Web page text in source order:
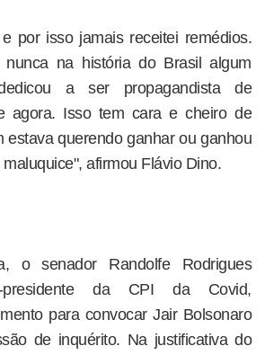
por isso jamais receitei remédios.
na história do Brasil algum
a ser propagandista de
agora. Isso tem cara e cheiro de
estava querendo ganhar ou ganhou
afirmou Flávio Dino.
o senador Randolfe Rodrigues
presidente da CPI da Covid,
para convocar Jair Bolsonaro
de inquérito. Na justificativa do